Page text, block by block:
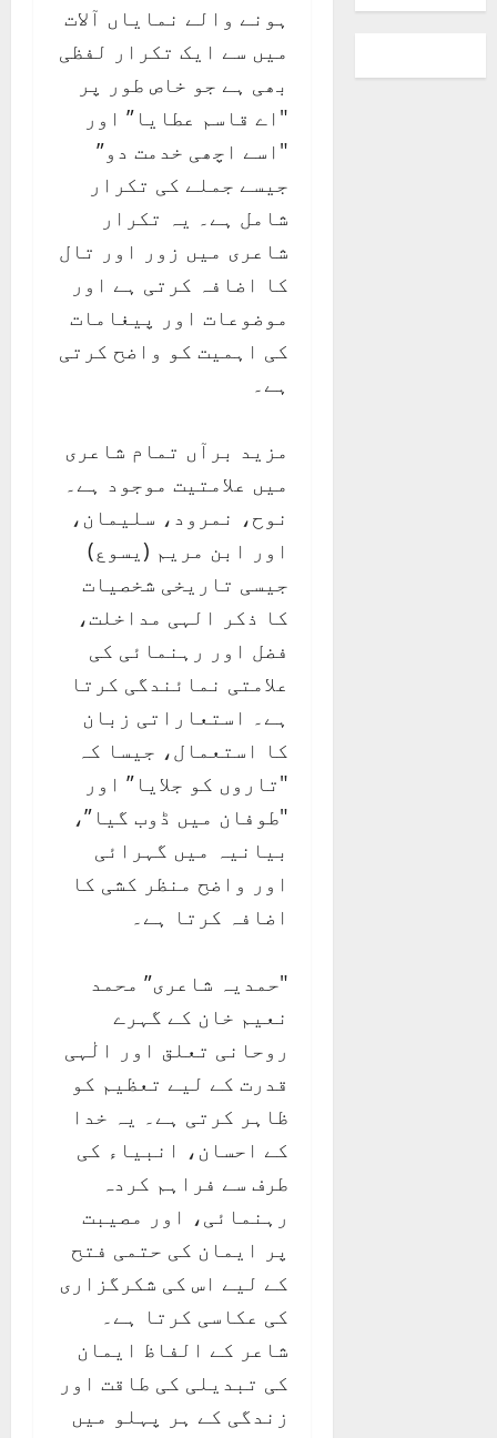
ہونے والے نمایاں آلات
میں سے ایک تکرار لفظی
بھی ہے جو خاص طور پر
"اے قاسم عطایا” اور
"اسے اچھی خدمت دو”
جیسے جملے کی تکرار
شامل ہے۔ یہ تکرار
شاعری میں زور اور تال
کا اضافہ کرتی ہے اور
موضوعات اور پیغامات
کی اہمیت کو واضح کرتی
ہے۔
مزید برآں تمام شاعری
میں علامتیت موجود ہے۔
نوح، نمرود، سلیمان،
اور ابن مریم (یسوع)
جیسی تاریخی شخصیات
کا ذکر الہی مداخلت،
فضل اور رہنمائی کی
علامتی نمائندگی کرتا
ہے۔ استعاراتی زبان
کا استعمال، جیسا کہ
"تاروں کو جلایا” اور
"طوفان میں ڈوب گیا”،
بیانیہ میں گہرائی
اور واضح منظر کشی کا
اضافہ کرتا ہے۔
"حمدیہ شاعری” محمد
نعیم خان کے گہرے
روحانی تعلق اور الٰہی
قدرت کے لیے تعظیم کو
ظاہر کرتی ہے۔ یہ خدا
کے احسان، انبیاء کی
طرف سے فراہم کردہ
رہنمائی، اور مصیبت
پر ایمان کی حتمی فتح
کے لیے اس کی شکرگزاری
کی عکاسی کرتا ہے۔
شاعر کے الفاظ ایمان
کی تبدیلی کی طاقت اور
زندگی کے ہر پہلو میں